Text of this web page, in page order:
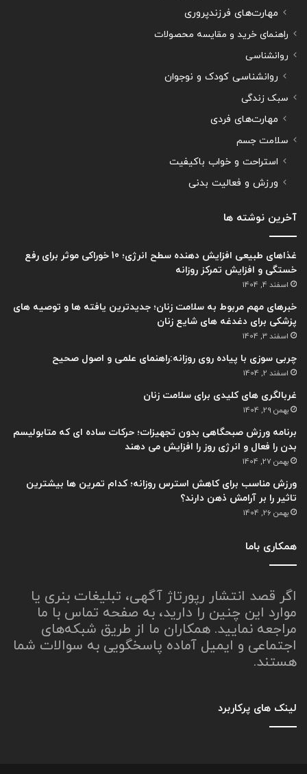
مهارت‌های فرزندپروری
راهنمای خرید و مقایسه محصولات
روانشناسی
روانشناسی کودک و نوجوان
سبک زندگی
مهارت‌های فردی
سلامت جسم
استراحت و خواب باکیفیت
ورزش و فعالیت بدنی
آخرین نوشته ها
غذاهای طبیعی افزایش دهنده سطح انرژی؛ 10 خوراکی موثر برای رفع
خستگی و افزایش تمرکز روزانه
اسفند 4, 1404
خبرهای مهم مربوط به سلامت زنان؛ جدیدترین یافته ها و توصیه های
پزشکی برای دغدغه های شایع زنان
اسفند 3, 1404
چربی سوزی با پیاده روی روزانه:راهنمای علمی و اصول صحیح
اسفند 2, 1404
غربالگری های کلیدی برای سلامت زنان
بهمن 29, 1404
برنامه ورزش صبحگاهی بدون تجهیزات؛ حرکات ساده ای که متابولیسم
بدن را فعال و انرژی روز را افزایش می دهند
بهمن 27, 1404
ورزش مناسب برای کاهش استرس روزانه؛ کدام تمرین ها بیشترین
تاثیر را بر آرامش ذهن دارند؟
بهمن 26, 1404
همکاری باما
اگر قصد انتشار رپورتاژ آگهی، تبلیغات بنری یا
موارد این چنین را دارید، به صفحه تماس با ما
مراجعه نمایید. همکاران ما از طریق شبکه‌های
اجتماعی و ایمیل آماده پاسخگویی به سوالات شما
هستند.
لینک های پرکاربرد